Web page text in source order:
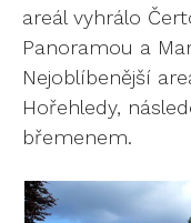
areál vyhrálo
Panoramou a
Nejoblíbenější
Hořehledy,
břemenem.